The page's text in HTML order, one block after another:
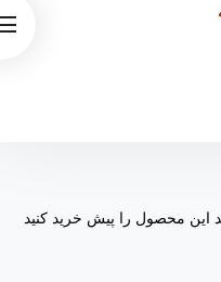
این محصول را پیش خرید کنید